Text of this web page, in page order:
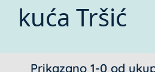
kuća Tršić
Prikazano 1-0 od